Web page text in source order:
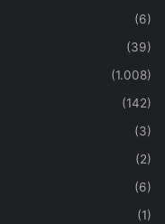
(6)
(39)
(1.008)
(142)
(3)
(2)
(6)
(1)